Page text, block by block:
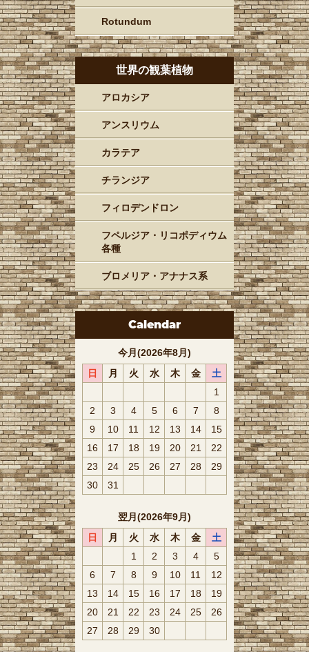
Rotundum
世界の観葉植物
アロカシア
アンスリウム
カラテア
チランジア
フィロデンドロン
フペルジア・リコポディウム
各種
ブロメリア・アナナス系
Calendar
今月(2026年8月)
日
月 火 水 木 金
土
1
2
3 4 5 6 7
8
9
10 11 12 13 14
15
16
17 18 19 20 21
22
23
24 25 26 27 28
29
30
31
翌月(2026年9月)
日
月 火 水 木 金
土
1
2 3 4
5
6
7 8 9 10 11
12
13
14 15 16 17 18
19
20
21 22 23 24 25
26
27
28 29 30